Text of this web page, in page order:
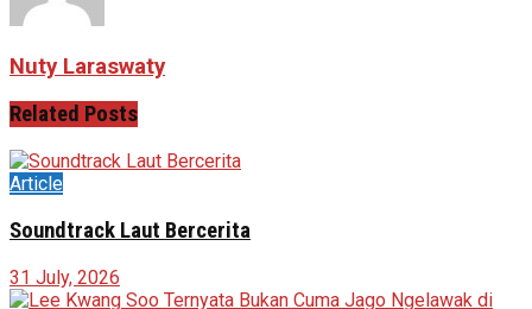
Nuty Laraswaty
Related Posts
Article
Soundtrack Laut Bercerita
31 July, 2026